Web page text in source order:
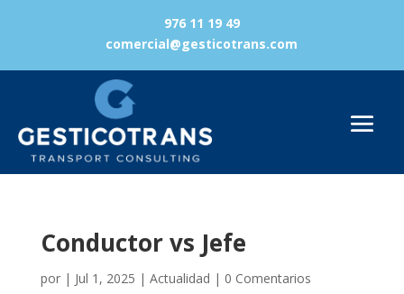
976 11 19 49
comercial@gesticotrans.com
Conductor vs Jefe
por | Jul 1, 2025 | Actualidad | 0 Comentarios